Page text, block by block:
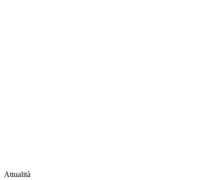
Attualità